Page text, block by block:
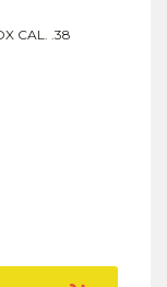
CAL. .38